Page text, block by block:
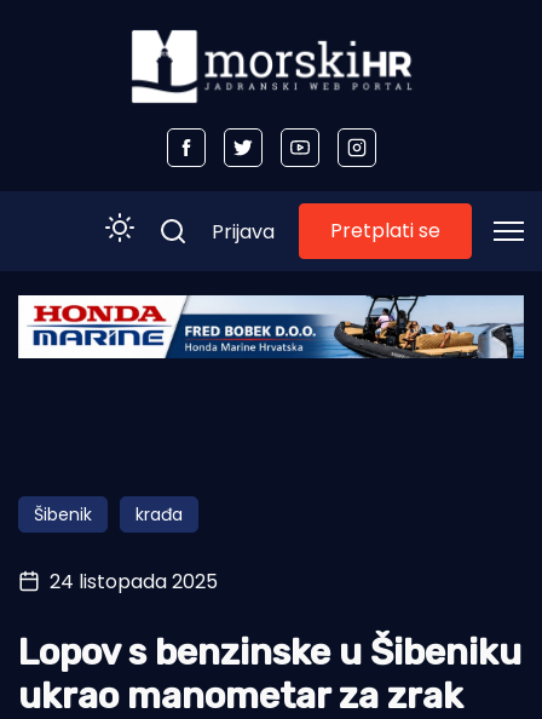
Početna
Obala
Otoci
Turizam i nautika
Pomorstvo
Ribolov
Prijava Pretplati se
Šibenik krađa
24 listopada 2025
Lopov s benzinske u Šibeniku
ukrao manometar za zrak